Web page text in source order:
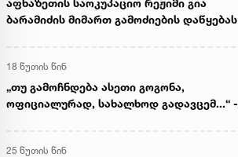
აფხაზეთის საოკუპაციო რეჟიმი გია
ბარამიძის მიმართ გამოძიების დაწყებას
18 წუთის წინ
„თუ გამოჩნდება ასეთი გოგონა,
ოფიციალურად, სახალხოდ გადავცემ...“ -
25 წუთის წინ